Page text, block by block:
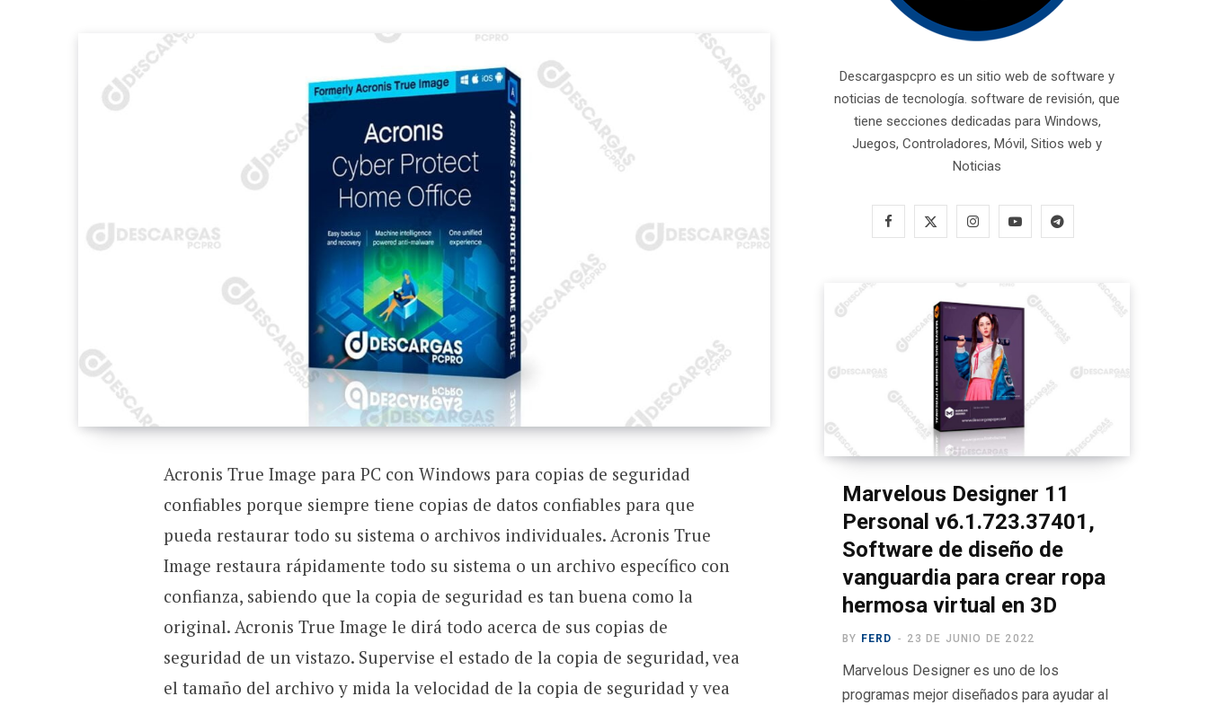
Acronis True Image para PC con Windows para copias de seguridad
confiables porque siempre tiene copias de datos confiables para que
pueda restaurar todo su sistema o archivos individuales. Acronis True
Image restaura rápidamente todo su sistema o un archivo específico con
confianza, sabiendo que la copia de seguridad es tan buena como la
original. Acronis True Image le dirá todo acerca de sus copias de
seguridad de un vistazo. Supervise el estado de la copia de seguridad, vea
el tamaño del archivo y mida la velocidad de la copia de seguridad y vea
Descargaspcpro es un sitio web de software y
noticias de tecnología. software de revisión, que
tiene secciones dedicadas para Windows,
Juegos, Controladores, Móvil, Sitios web y
Noticias
F
b
o
k
w
i
t
t
e
r
)
I
t
a
g
r
a
m
Y T
m
Marvelous Designer 11
Personal v6.1.723.37401,
Software de diseño de
vanguardia para crear ropa
hermosa virtual en 3D
BY FERD 23 DE JUNIO DE 2022
Marvelous Designer es uno de los
programas mejor diseñados para ayudar al